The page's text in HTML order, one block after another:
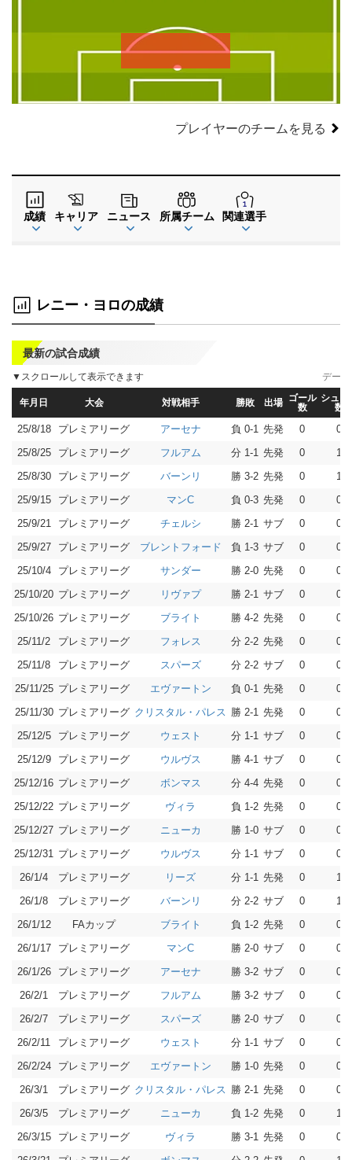
CB
SB
GK
プレイヤーのチームを見る
成績 キャリア ニュース 所属チーム 関連選手
レニー・ヨロの成績
最新の試合成績
▼スクロールして表示できます
年月日 大会 対戦相手 勝敗 出場 ゴール
数
シュー
数
25/8/18 プレミアリーグ アーセナ 負 0-1 先発 0
0
25/8/25
プレミアリーグ フルアム 分 1-1 先発 0
1
25/8/30
プレミアリーグ バーンリ 勝 3-2 先発 0
1
25/9/15
プレミアリーグ マンC 負 0-3 先発 0
0
25/9/21
プレミアリーグ チェルシ 勝 2-1 サブ 0
0
25/9/27
プレミアリーグ ブレントフォード 負 1-3 サブ 0
0
25/10/4
プレミアリーグ サンダー 勝 2-0 先発 0
0
25/10/20 プレミアリーグ リヴァプ 勝 2-1 サブ 0
0
25/10/26 プレミアリーグ ブライト 勝 4-2 先発 0
0
25/11/2
プレミアリーグ フォレス 分 2-2 先発 0
0
25/11/8
プレミアリーグ スパーズ 分 2-2 サブ 0
0
25/11/25 プレミアリーグ エヴァートン 負 0-1 先発 0
0
25/11/30 プレミアリーグ クリスタル・パレス 勝 2-1 先発 0
0
25/12/5
プレミアリーグ ウェスト 分 1-1 サブ 0
0
25/12/9
プレミアリーグ ウルヴス 勝 4-1 サブ 0
0
25/12/16 プレミアリーグ ボンマス 分 4-4 先発 0
0
25/12/22 プレミアリーグ ヴィラ 負 1-2 先発 0
0
25/12/27 プレミアリーグ ニューカ 勝 1-0 サブ 0
0
25/12/31
プレミアリーグ ウルヴス 分 1-1 サブ 0
0
26/1/4
プレミアリーグ リーズ 分 1-1 先発 0
1
26/1/8
プレミアリーグ バーンリ 分 2-2 サブ 0
1
26/1/12
FAカップ ブライト 負 1-2 先発 0
0
26/1/17
プレミアリーグ マンC 勝 2-0 サブ 0
0
26/1/26
プレミアリーグ アーセナ 勝 3-2 サブ 0
0
26/2/1
プレミアリーグ フルアム 勝 3-2 サブ 0
0
26/2/7
プレミアリーグ スパーズ 勝 2-0 サブ 0
0
26/2/11
プレミアリーグ ウェスト 分 1-1 サブ 0
0
26/2/24
プレミアリーグ エヴァートン 勝 1-0 先発 0
0
26/3/1
プレミアリーグ クリスタル・パレス 勝 2-1 先発 0
0
26/3/5
プレミアリーグ ニューカ 負 1-2 先発 0
1
26/3/15
プレミアリーグ ヴィラ 勝 3-1 先発 0
0
デー